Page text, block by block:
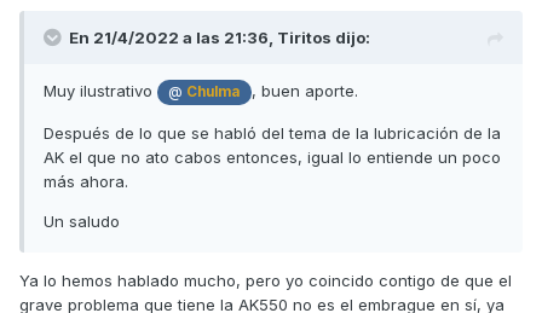
En 21/4/2022 a las 21:36, Tiritos dijo:
Muy ilustrativo @ Chulma , buen aporte.
Después de lo que se habló del tema de la lubricación de la
AK el que no ato cabos entonces, igual lo entiende un poco
más ahora.
Un saludo
Ya lo hemos hablado mucho, pero yo coincido contigo de que el
grave problema que tiene la AK550 no es el embrague en sí, ya